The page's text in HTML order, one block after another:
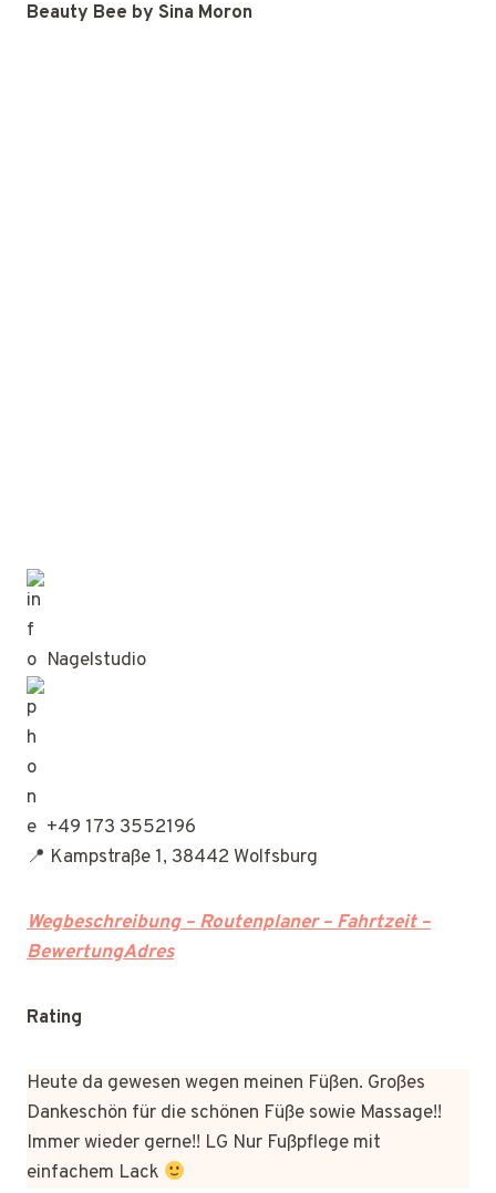
Beauty Bee by Sina Moron
Nagelstudio
+49 173 3552196
📍 Kampstraße 1, 38442 Wolfsburg
Wegbeschreibung – Routenplaner – Fahrtzeit –
BewertungAdres
Rating
Heute da gewesen wegen meinen Füßen. Großes
Dankeschön für die schönen Füße sowie Massage!!
Immer wieder gerne!! LG Nur Fußpflege mit
einfachem Lack